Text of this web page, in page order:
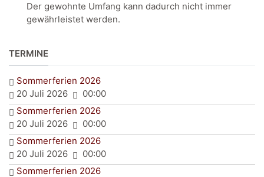
Der gewohnte Umfang kann dadurch nicht immer
gewährleistet werden.
TERMINE
Sommerferien 2026
20 Juli 2026
00:00
Sommerferien 2026
20 Juli 2026
00:00
Sommerferien 2026
20 Juli 2026
00:00
Sommerferien 2026